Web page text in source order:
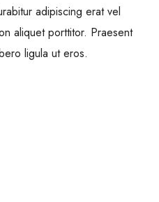
adipiscing erat vel
aliquet porttitor. Praesent
ligula ut eros.